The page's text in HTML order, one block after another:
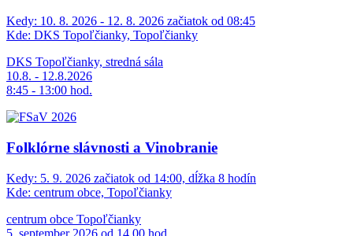
Kedy: 10. 8. 2026 - 12. 8. 2026 začiatok od 08:45
Kde: DKS Topoľčianky, Topoľčianky
DKS Topoľčianky, stredná sála
10.8. - 12.8.2026
8:45 - 13:00 hod.
Folklórne slávnosti a Vinobranie
Kedy: 5. 9. 2026 začiatok od 14:00, dĺžka 8 hodín
Kde: centrum obce, Topoľčianky
centrum obce Topoľčianky
5. september 2026 od 14.00 hod.